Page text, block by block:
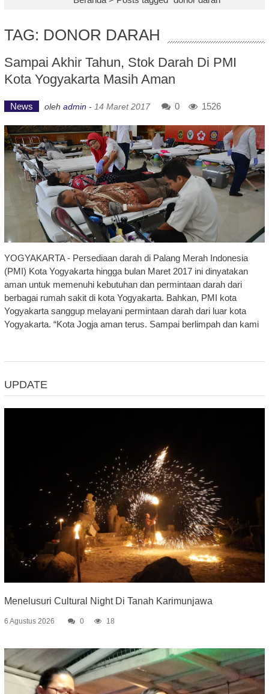
TAG: DONOR DARAH
Sampai Akhir Tahun, Stok Darah Di PMI
Kota Yogyakarta Masih Aman
News oleh admin - 14 Maret 2017 0 1526
YOGYAKARTA - Persediaan darah di Palang Merah Indonesia
(PMI) Kota Yogyakarta hingga bulan Maret 2017 ini dinyatakan
aman untuk memenuhi kebutuhan dan permintaan darah dari
berbagai rumah sakit di kota Yogyakarta. Bahkan, PMI kota
Yogyakarta sanggup melayani permintaan darah dari luar kota
Yogyakarta. “Kota Jogja aman terus. Sampai berlimpah dan kami
UPDATE
Menelusuri Cultural Night Di Tanah Karimunjawa
6 Agustus 2026 0 18